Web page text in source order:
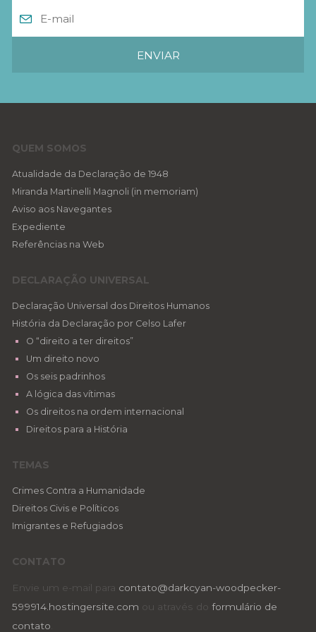
QUEM SOMOS
Atualidade da Declaração de 1948
Miranda Martinelli Magnoli (in memoriam)
Aviso aos Navegantes
Expediente
Referências na Web
DECLARAÇÃO UNIVERSAL
Declaração Universal dos Direitos Humanos
História da Declaração por Celso Lafer
O “direito a ter direitos”
Um direito novo
Os seis padrinhos
A lógica das vítimas
Os direitos na ordem internacional
Direitos para a História
TEMAS
Crimes Contra a Humanidade
Direitos Civis e Políticos
Imigrantes e Refugiados
CONTATO
Envie um e-mail para contato@darkcyan-woodpecker-
599914.hostingersite.com ou através do formulário de
contato